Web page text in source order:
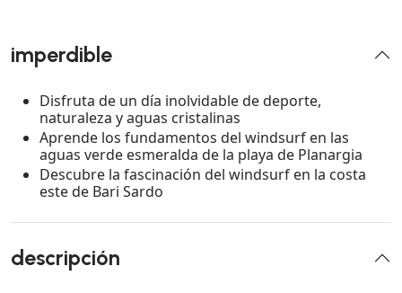
imperdible
Disfruta de un día inolvidable de deporte,
naturaleza y aguas cristalinas
Aprende los fundamentos del windsurf en las
aguas verde esmeralda de la playa de Planargia
Descubre la fascinación del windsurf en la costa
este de Bari Sardo
descripción